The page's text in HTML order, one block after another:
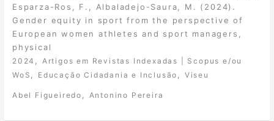
Esparza-Ros, F., Albaladejo-Saura, M. (2024).
Gender equity in sport from the perspective of
European women athletes and sport managers,
physical
2024
Artigos em Revistas Indexadas | Scopus e/ou
WoS
Educação Cidadania e Inclusão Viseu
Abel Figueiredo Antonino Pereira